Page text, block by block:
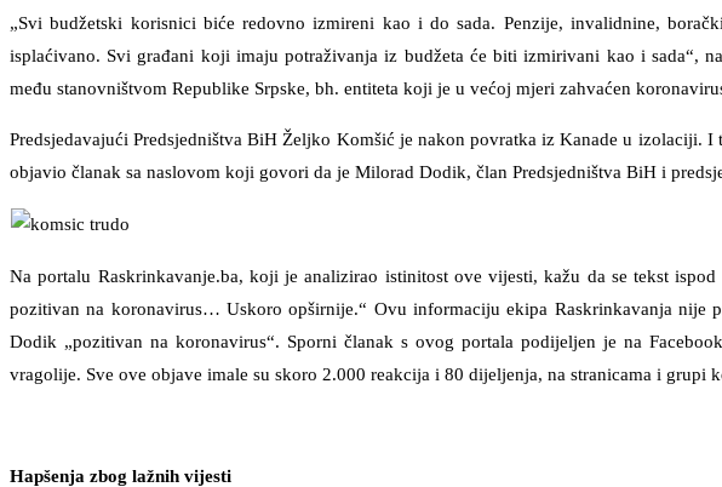
„Svi budžetski korisnici biće redovno izmireni kao i do sada. Penzije, invalidnine,
isplaćivano. Svi građani koji imaju potraživanja iz budžeta će biti izmirivani kao i sada“,
među stanovništvom Republike Srpske, bh. entiteta koji je u većoj mjeri zahvaćen
Predsjedavajući Predsjedništva BiH Željko Komšić je nakon povratka iz Kanade u
objavio članak sa naslovom koji govori da je Milorad Dodik, član Predsjedništva BiH i
Na portalu Raskrinkavanje.ba, koji je analizirao istinitost ove vijesti, kažu da se tekst
pozitivan na koronavirus… Uskoro opširnije.“ Ovu informaciju ekipa Raskrinkavanja nije
Dodik „pozitivan na koronavirus“. Sporni članak s ovog portala podijeljen je na
vragolije. Sve ove objave imale su skoro 2.000 reakcija i 80 dijeljenja, na stranicama i grupi
Hapšenja zbog lažnih vijesti